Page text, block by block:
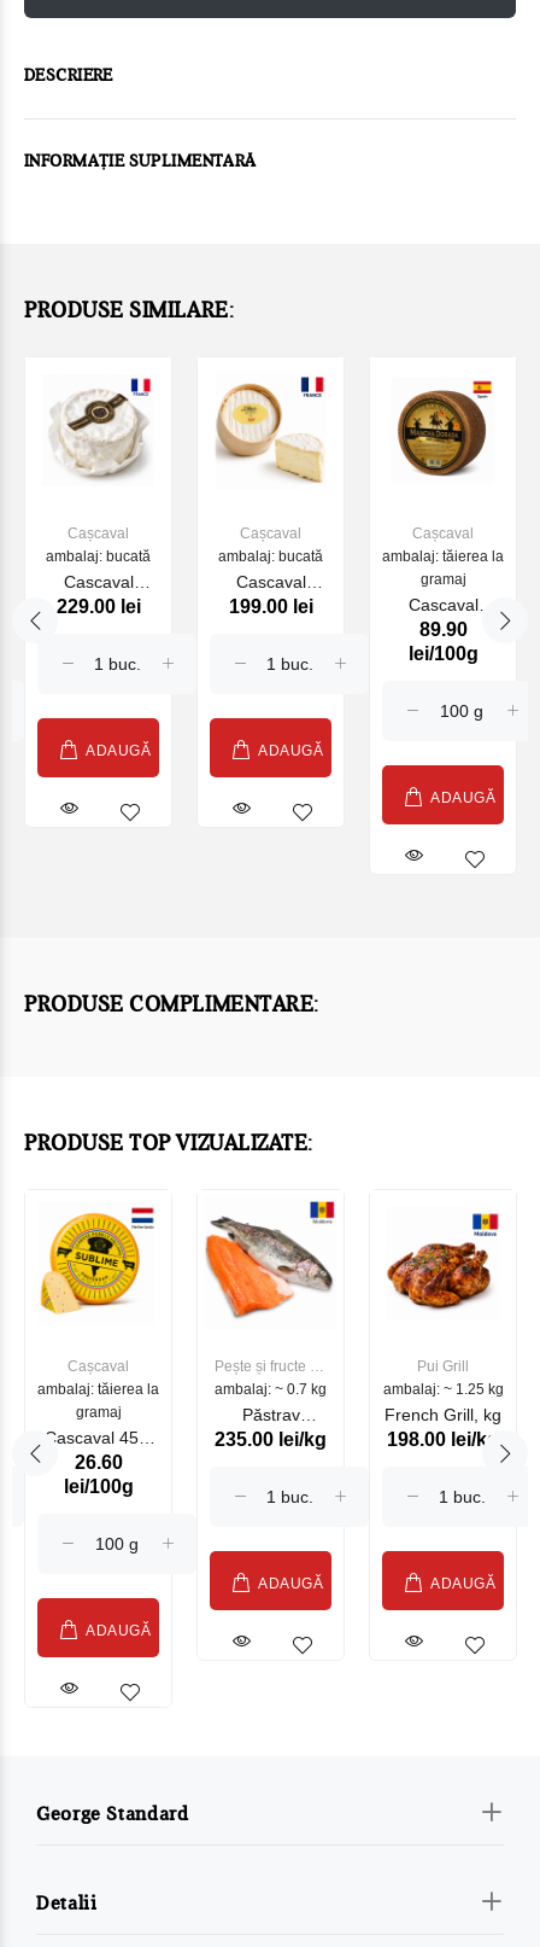
DESCRIERE
INFORMAȚIE SUPLIMENTARĂ
PRODUSE SIMILARE:
Cașcaval
ambalaj: bucată
Cascaval
CREMEUX DE
AFF.TRUFFE
229.00 lei
ADAUGĂ
Cașcaval
ambalaj: bucată
Cascaval
DELICE DE
FOND BOIS
199.00 lei
ADAUGĂ
Cașcaval
ambalaj: tăierea la
gramaj
Cascaval
MANCHEGO
MANCHA
MOIS 2.4 KG
89.90
lei/100g
ADAUGĂ
PRODUSE COMPLIMENTARE:
PRODUSE TOP VIZUALIZATE:
Cașcaval
ambalaj: tăierea la
gramaj
Cascaval 45%
Maasdam
Sublime Cow
26.60
lei/100g
ADAUGĂ
Pește și fructe de
mare
ambalaj: ~ 0.7 kg
Păstrav
Somonat
235.00 lei/kg
ADAUGĂ
Pui Grill
ambalaj: ~ 1.25 kg
French Grill, kg
198.00 lei/kg
ADAUGĂ
George Standard
Detalii